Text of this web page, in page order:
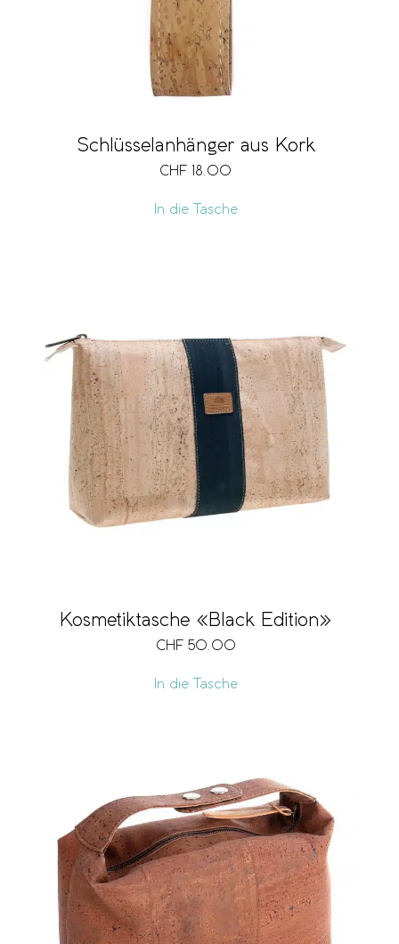
Schlüsselanhänger aus Kork
CHF 18.00
In die Tasche
Kosmetiktasche «Black Edition»
CHF 50.00
In die Tasche